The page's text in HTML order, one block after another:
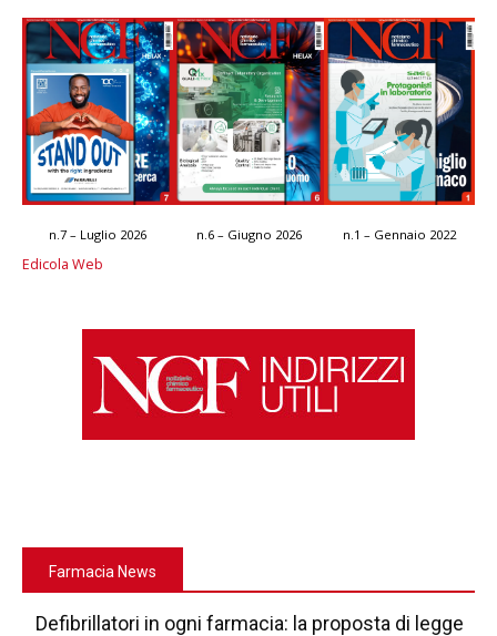
n.7 – Luglio 2026 n.6 – Giugno 2026 n.1 – Gennaio 2022
Edicola Web
Farmacia News
Defibrillatori in ogni farmacia: la proposta di legge